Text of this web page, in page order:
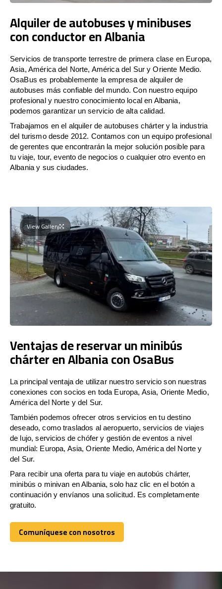
Alquiler de autobuses y minibuses
con conductor en Albania
Servicios de transporte terrestre de primera clase en Europa,
Asia, América del Norte, América del Sur y Oriente Medio.
OsaBus es probablemente la empresa de alquiler de
autobuses más confiable del mundo. Con nuestro equipo
profesional y nuestro conocimiento local en Albania,
podemos garantizar un servicio de alta calidad.
Trabajamos en el alquiler de autobuses chárter y la industria
del turismo desde 2012. Contamos con un equipo profesional
de gerentes que encontrarán la mejor solución posible para
tu viaje, tour, evento de negocios o cualquier otro evento en
Albania y sus ciudades.
View Gallery
Ventajas de reservar un minibús
chárter en Albania con OsaBus
La principal ventaja de utilizar nuestro servicio son nuestras
conexiones con socios en toda Europa, Asia, Oriente Medio,
América del Norte y del Sur.
También podemos ofrecer otros servicios en tu destino
deseado, como traslados al aeropuerto, servicios de viajes
de lujo, servicios de chófer y gestión de eventos a nivel
mundial: Europa, Asia, Oriente Medio, América del Norte y
del Sur.
Para recibir una oferta para tu viaje en autobús chárter,
minibús o minivan en Albania, solo haz clic en el botón a
continuación y envíanos una solicitud. Es completamente
gratuito.
Comuníquese con nosotros
Comuníquese con nosotros